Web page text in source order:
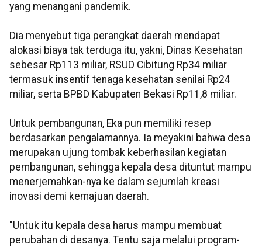
yang menangani pandemik.
Dia menyebut tiga perangkat daerah mendapat
alokasi biaya tak terduga itu, yakni, Dinas Kesehatan
sebesar Rp113 miliar, RSUD Cibitung Rp34 miliar
termasuk insentif tenaga kesehatan senilai Rp24
miliar, serta BPBD Kabupaten Bekasi Rp11,8 miliar.
Untuk pembangunan, Eka pun memiliki resep
berdasarkan pengalamannya. Ia meyakini bahwa desa
merupakan ujung tombak keberhasilan kegiatan
pembangunan, sehingga kepala desa dituntut mampu
menerjemahkan-nya ke dalam sejumlah kreasi
inovasi demi kemajuan daerah.
"Untuk itu kepala desa harus mampu membuat
perubahan di desanya. Tentu saja melalui program-